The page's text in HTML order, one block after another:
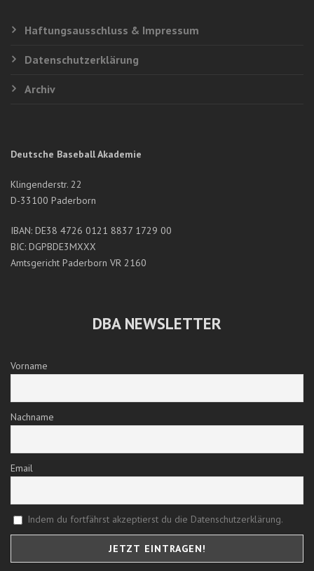
Haftungsausschluss & Impressum
Datenschutzerklärung
Archiv
Deutsche Baseball Akademie
Klingenderstr. 22
D-33100 Paderborn
IBAN: DE38 4726 0121 8837 1729 00
BIC: DGPBDE3MXXX
Amtsgericht Paderborn VR 2160
DBA NEWSLETTER
Vorname
Nachname
Email
Indem du fortfährst akzeptierst du die Datenschutzerklärung.